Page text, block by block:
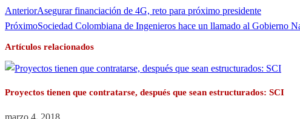
AnteriorAsegurar financiación de 4G, reto para próximo presidente
PróximoSociedad Colombiana de Ingenieros hace un llamado al Gobierno
Artículos relacionados
Proyectos tienen que contratarse, después que sean estructurados: SCI
marzo 4, 2018